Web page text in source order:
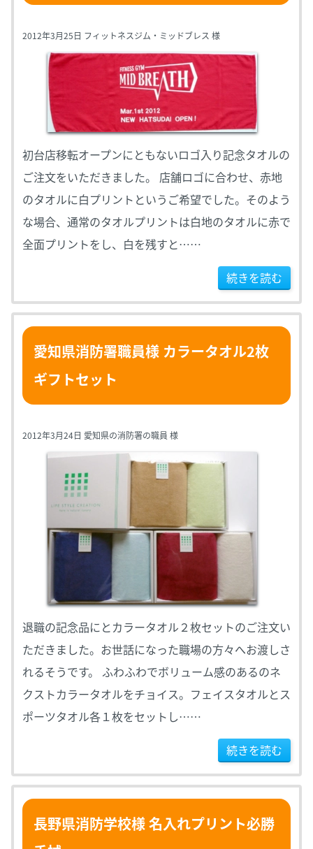
2012年3月25日 フィットネスジム・ミッドブレス 様
初台店移転オープンにともないロゴ入り記念タオルの
ご注文をいただきました。 店舗ロゴに合わせ、赤地
のタオルに白プリントというご希望でした。そのよう
な場合、通常のタオルプリントは白地のタオルに赤で
全面プリントをし、白を残すと……
続きを読む
愛知県消防署職員様 カラータオル2枚
ギフトセット
2012年3月24日 愛知県の消防署の職員 様
退職の記念品にとカラータオル２枚セットのご注文い
ただきました。お世話になった職場の方々へお渡しさ
れるそうです。 ふわふわでボリューム感のあるのネ
クストカラータオルをチョイス。フェイスタオルとス
ポーツタオル各１枚をセットし……
続きを読む
長野県消防学校様 名入れプリント必勝